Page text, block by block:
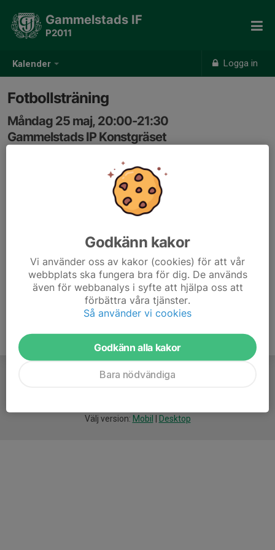
Kalender Logga in
Gammelstads IF
P2011
Fotbollsträning
Måndag 25 maj, 20:00-21:30
Gammelstads IP Konstgräset
Välj version: Mobil Desktop
Godkänn kakor
Vi använder oss av kakor (cookies) för att vår
webbplats ska fungera bra för dig. De används
även för webbanalys i syfte att hjälpa oss att
förbättra våra tjänster.
Så använder vi cookies
Godkänn alla kakor
Bara nödvändiga